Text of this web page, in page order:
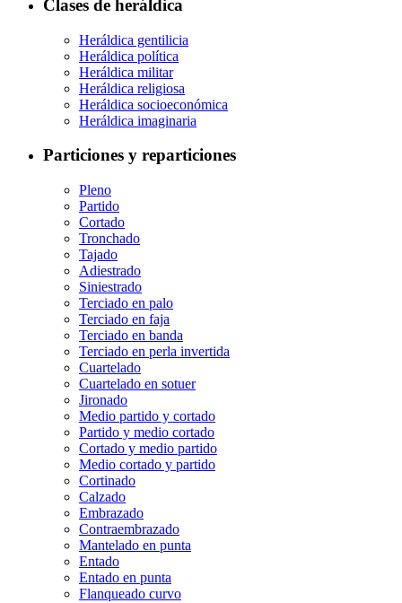
Clases de heráldica
Heráldica gentilicia
Heráldica política
Heráldica militar
Heráldica religiosa
Heráldica socioeconómica
Heráldica imaginaria
Particiones y reparticiones
Pleno
Partido
Cortado
Tronchado
Tajado
Adiestrado
Siniestrado
Terciado en palo
Terciado en faja
Terciado en banda
Terciado en perla invertida
Cuartelado
Cuartelado en sotuer
Jironado
Medio partido y cortado
Partido y medio cortado
Cortado y medio partido
Medio cortado y partido
Cortinado
Calzado
Embrazado
Contraembrazado
Mantelado en punta
Entado
Entado en punta
Flanqueado curvo